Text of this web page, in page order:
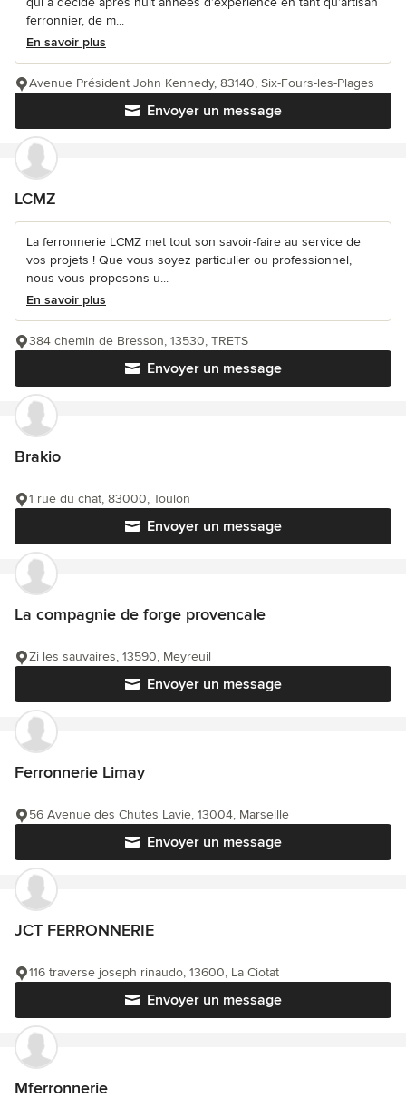
ferronnier, de m...
En savoir plus
Envoyer un message
Avenue Président John Kennedy, 83140, Six-Fours-les-Plages
LCMZ
La ferronnerie LCMZ met tout son savoir-faire au service de
vos projets ! Que vous soyez particulier ou professionnel,
nous vous proposons u...
En savoir plus
Envoyer un message
384 chemin de Bresson, 13530, TRETS
Brakio
Envoyer un message
1 rue du chat, 83000, Toulon
La compagnie de forge provencale
Envoyer un message
Zi les sauvaires, 13590, Meyreuil
Ferronnerie Limay
Envoyer un message
56 Avenue des Chutes Lavie, 13004, Marseille
JCT FERRONNERIE
Envoyer un message
116 traverse joseph rinaudo, 13600, La Ciotat
Mferronnerie